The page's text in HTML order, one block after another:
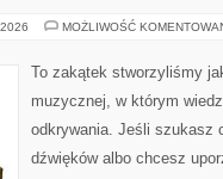
MOŻLIWOŚĆ
To zakątek stworzyliśmy
muzycznej, w którym
odkrywania. Jeśli szukasz
dźwięków albo chcesz